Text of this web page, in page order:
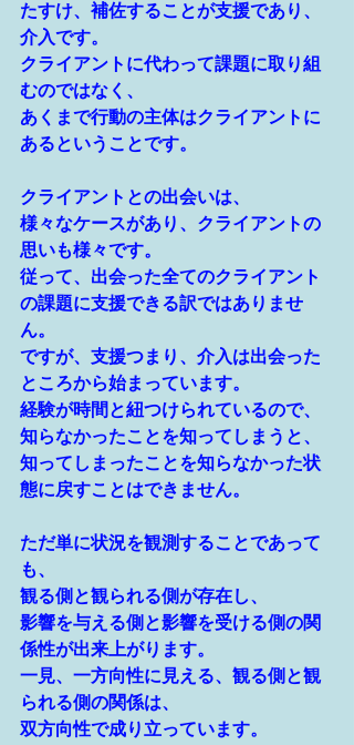
たすけ、補佐することが支援であり、
介入です。
クライアントに代わって課題に取り組
むのではなく、
あくまで行動の主体はクライアントに
あるということです。
クライアントとの出会いは、
様々なケースがあり、クライアントの
思いも様々です。
従って、出会った全てのクライアント
の課題に支援できる訳ではありませ
ん。
ですが、支援つまり、介入は出会った
ところから始まっています。
経験が時間と紐つけられているので、
知らなかったことを知ってしまうと、
知ってしまったことを知らなかった状
態に戻すことはできません。
ただ単に状況を観測することであって
も、
観る側と観られる側が存在し、
影響を与える側と影響を受ける側の関
係性が出来上がります。
一見、一方向性に見える、観る側と観
られる側の関係は、
双方向性で成り立っています。